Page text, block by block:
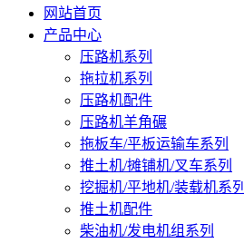
网站首页
产品中心
压路机系列
拖拉机系列
压路机配件
压路机羊角碾
拖板车/平板运输车系列
推土机/摊铺机/叉车系列
挖掘机/平地机/装载机系列
推土机配件
柴油机/发电机组系列